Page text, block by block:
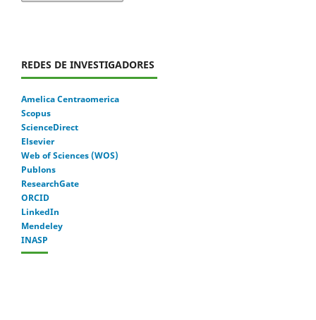
REDES DE INVESTIGADORES
Amelica Centraomerica
Scopus
ScienceDirect
Elsevier
Web of Sciences (WOS)
Publons
ResearchGate
ORCID
LinkedIn
Mendeley
INASP